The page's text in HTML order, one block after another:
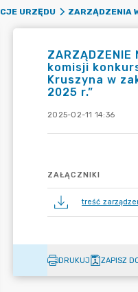
URZĘDU ZARZĄDZENIA
komisji
Kruszyna w
2025 r.”
2025-02-11 14:36
ZAŁĄCZNIKI
treść
DRUKUJ ZAPISZ